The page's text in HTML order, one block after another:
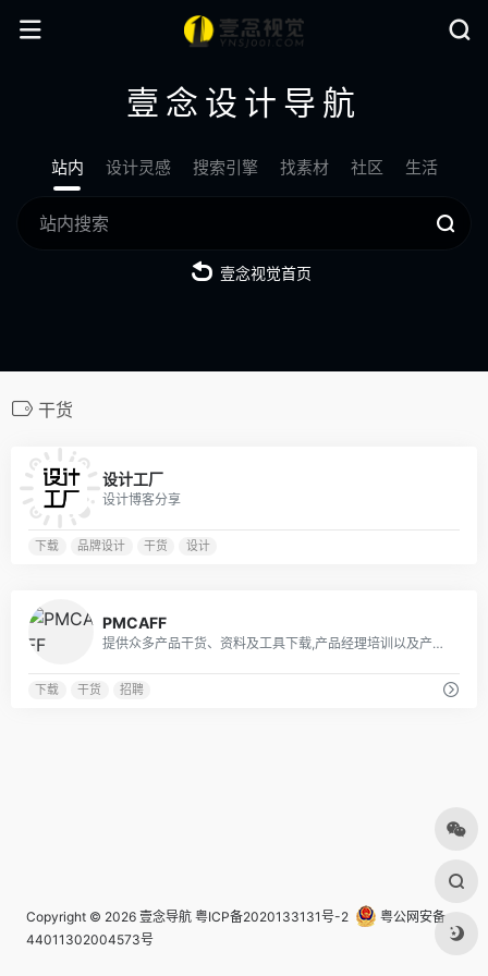
壹念设计导航
站内 设计灵感 搜索引擎 找素材 社区 生活
壹念视觉首页
干货
设计工厂
设计博客分享
下载 品牌设计 干货 设计
PMCAFF
提供众多产品干货、资料及工具下载,产品经理培训以及产品招聘信息的发布等服务
下载 干货 招聘
Copyright © 2026 壹念导航 粤ICP备2020133131号-2
粤公网安备
44011302004573号